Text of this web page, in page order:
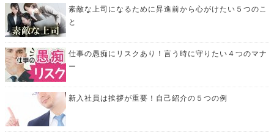
素敵な上司になるために昇進前から心がけたい５つのこ
と
仕事の愚痴にリスクあり！言う時に守りたい４つのマナ
ー
新入社員は挨拶が重要！自己紹介の５つの例